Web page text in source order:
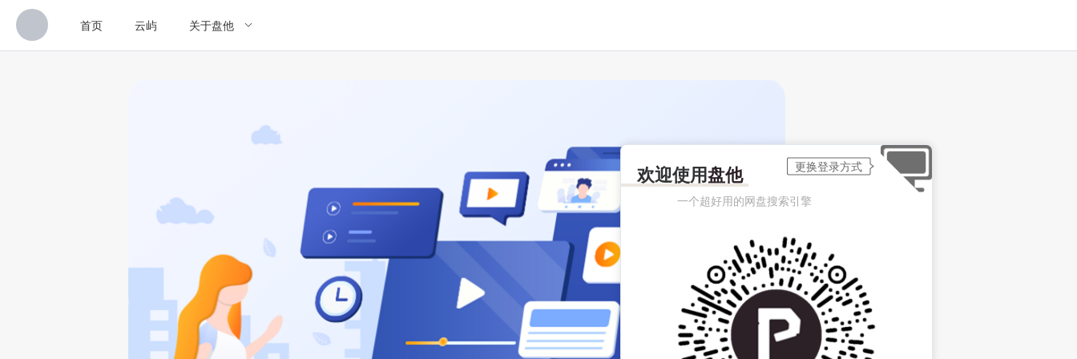
首页 云屿 关于盘他
欢迎使用盘他
一个超好用的网盘搜索引擎